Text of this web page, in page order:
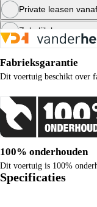
Private leasen vanaf
Zakelijk leasen
Fabrieksgarantie
Dit voertuig beschikt over
100% onderhouden
Dit voertuig is 100%
Specificaties